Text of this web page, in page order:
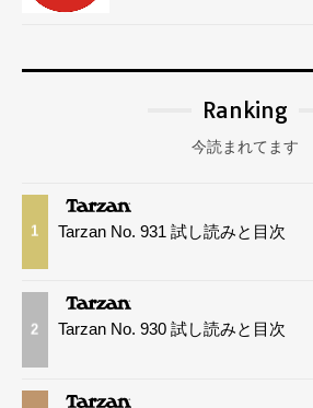
Ranking
今読まれてます
1 Tarzan No. 931 試し読みと目次
2 Tarzan No. 930 試し読みと目次